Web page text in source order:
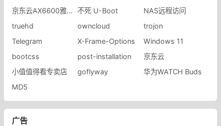
京东云AX6600雅典娜
不死 U-Boot
NAS远程访问
truehd
owncloud
trojon
Telegram
X-Frame-Options
Windows 11
bootcss
post-installation
京东云
小值值得看专卖店
goflyway
华为WATCH Buds
MD5
广告